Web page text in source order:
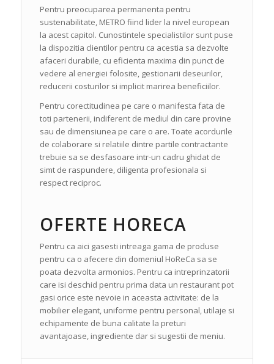
Pentru preocuparea permanenta pentru
sustenabilitate, METRO fiind lider la nivel european
la acest capitol. Cunostintele specialistilor sunt puse
la dispozitia clientilor pentru ca acestia sa dezvolte
afaceri durabile, cu eficienta maxima din punct de
vedere al energiei folosite, gestionarii deseurilor,
reducerii costurilor si implicit marirea beneficiilor.
Pentru corectitudinea pe care o manifesta fata de
toti partenerii, indiferent de mediul din care provine
sau de dimensiunea pe care o are. Toate acordurile
de colaborare si relatiile dintre partile contractante
trebuie sa se desfasoare intr-un cadru ghidat de
simt de raspundere, diligenta profesionala si
respect reciproc.
OFERTE HORECA
Pentru ca aici gasesti intreaga gama de produse
pentru ca o afecere din domeniul HoReCa sa se
poata dezvolta armonios. Pentru ca intreprinzatorii
care isi deschid pentru prima data un restaurant pot
gasi orice este nevoie in aceasta activitate: de la
mobilier elegant, uniforme pentru personal, utilaje si
echipamente de buna calitate la preturi
avantajoase, ingrediente dar si sugestii de meniu.